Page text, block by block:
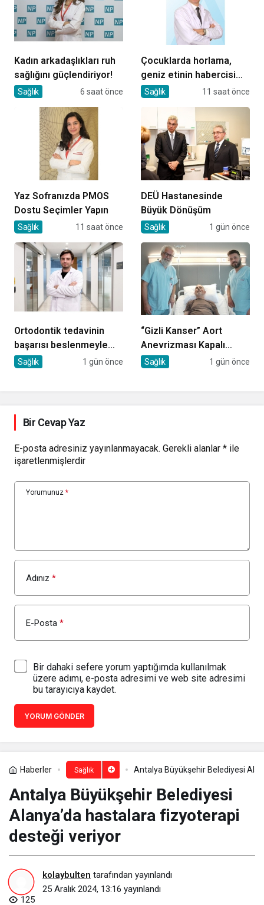
Kadın arkadaşlıkları ruh
sağlığını güçlendiriyor!
Sağlık 6 saat önce
Çocuklarda horlama,
geniz etinin habercisi
olabilir!
Sağlık 11 saat önce
Yaz Sofranızda PMOS
Dostu Seçimler Yapın
Sağlık 11 saat önce
DEÜ Hastanesinde
Büyük Dönüşüm
Sağlık 1 gün önce
Ortodontik tedavinin
başarısı beslenmeyle
başlar!
Sağlık 1 gün önce
“Gizli Kanser” Aort
Anevrizması Kapalı
Yöntemle Tedavi Edildi
Sağlık 1 gün önce
Bir Cevap Yaz
E-posta adresiniz yayınlanmayacak. Gerekli alanlar * ile
işaretlenmişlerdir
Yorumunuz *
Adınız *
E-Posta *
Bir dahaki sefere yorum yaptığımda kullanılmak
üzere adımı, e-posta adresimi ve web site adresimi
bu tarayıcıya kaydet.
YORUM GÖNDER
Haberler Sağlık Antalya Büyükşehir Belediyesi
Antalya Büyükşehir Belediyesi
Alanya’da hastalara fizyoterapi
desteği veriyor
kolaybulten tarafından yayınlandı
25 Aralık 2024, 13:16 yayınlandı
125